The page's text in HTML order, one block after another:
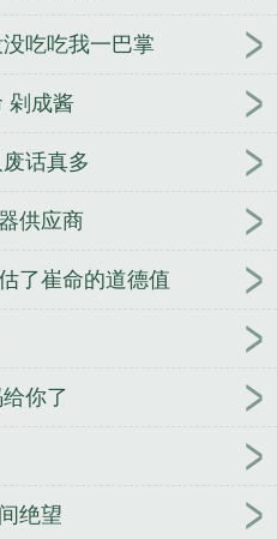
吃吃我一巴掌
剁成酱
话真多
供应商
了崔命的道德值
你了
绝望